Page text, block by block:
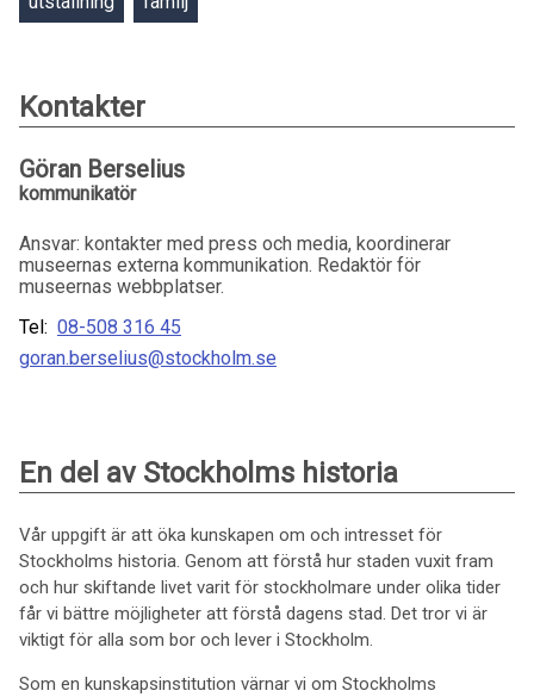
Kontakter
Göran Berselius
kommunikatör
Ansvar: kontakter med press och media, koordinerar
museernas externa kommunikation. Redaktör för
museernas webbplatser.
Tel: 08-508 316 45
goran.berselius@stockholm.se
En del av Stockholms historia
Vår uppgift är att öka kunskapen om och intresset för
Stockholms historia. Genom att förstå hur staden vuxit fram
och hur skiftande livet varit för stockholmare under olika tider
får vi bättre möjligheter att förstå dagens stad. Det tror vi är
viktigt för alla som bor och lever i Stockholm.
Som en kunskapsinstitution värnar vi om Stockholms